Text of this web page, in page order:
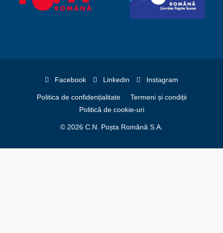
Facebook Linkedin Instagram
Politica de confidențialitate
Termeni și condiții
Politică de cookie-uri
© 2026 C.N. Poșta Română S.A.